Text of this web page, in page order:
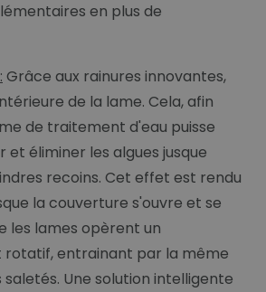
en plus de
Grâce aux rainures innovantes,
de la lame. Cela, afin
de traitement d'eau puisse
et éliminer les algues jusque
recoins. Cet effet est rendu
la couverture s'ouvre et se
les lames opèrent un
rotatif, entrainant par la même
Une solution intelligente